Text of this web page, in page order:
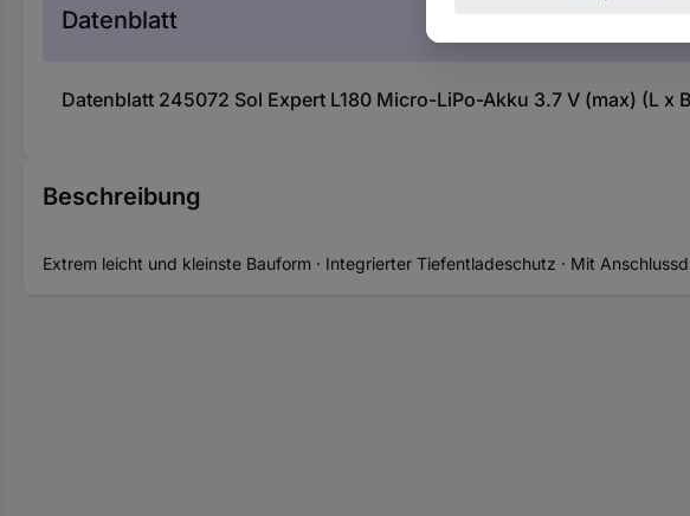
Datenblatt
Datenblatt 245072 Sol Expert L180 Micro-LiPo-Akku 3.7 V (max) (L x
Beschreibung
Extrem leicht und kleinste Bauform · Integrierter Tiefentladeschutz · Mit